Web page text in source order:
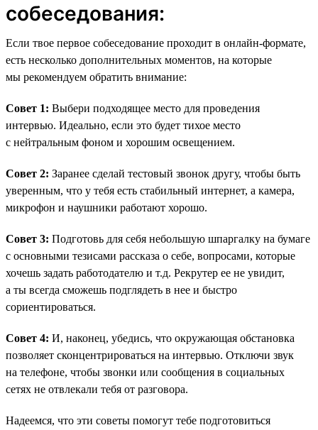
собеседования:
Если твое первое собеседование проходит в онлайн-формате,
есть несколько дополнительных моментов, на которые
мы рекомендуем обратить внимание:
Совет 1: Выбери подходящее место для проведения
интервью. Идеально, если это будет тихое место
с нейтральным фоном и хорошим освещением.
Совет 2: Заранее сделай тестовый звонок другу, чтобы быть
уверенным, что у тебя есть стабильный интернет, а камера,
микрофон и наушники работают хорошо.
Совет 3: Подготовь для себя небольшую шпаргалку на бумаге
с основными тезисами рассказа о себе, вопросами, которые
хочешь задать работодателю и т.д. Рекрутер ее не увидит,
а ты всегда сможешь подглядеть в нее и быстро
сориентироваться.
Совет 4: И, наконец, убедись, что окружающая обстановка
позволяет сконцентрироваться на интервью. Отключи звук
на телефоне, чтобы звонки или сообщения в социальных
сетях не отвлекали тебя от разговора.
Надеемся, что эти советы помогут тебе подготовиться